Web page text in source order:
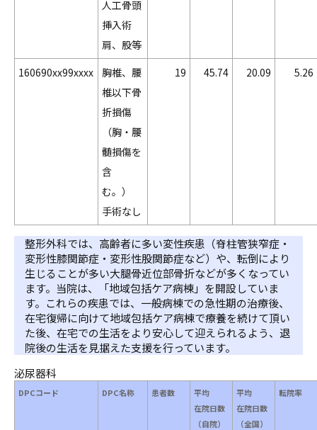
人工骨頭
挿入術
肩、股等
160690xx99xxxx
胸椎、腰
椎以下骨
折損傷
（胸・腰
髄損傷を
含
む。）
手術なし
19 45.74 20.09 5.26
整形外科では、高齢者に多い変性疾患（脊柱管狭窄症・
変形性膝関節症・変形性股関節症など）や、転倒により
生じることが多い大腿骨近位部骨折などが多くなってい
ます。当院は、「地域包括ケア病棟」を開設していま
す。これらの疾患では、一般病棟での急性期の治療後、
在宅復帰に向けて地域包括ケア病棟で療養を続けて頂い
た後、在宅での生活をより安心して迎えられるよう、退
院後の生活を見据えた支援を行っています。
泌尿器科
DPCコード DPC名称 患者数
平均
在院日数
（自院）
平均
在院日数
（全国）
転院率